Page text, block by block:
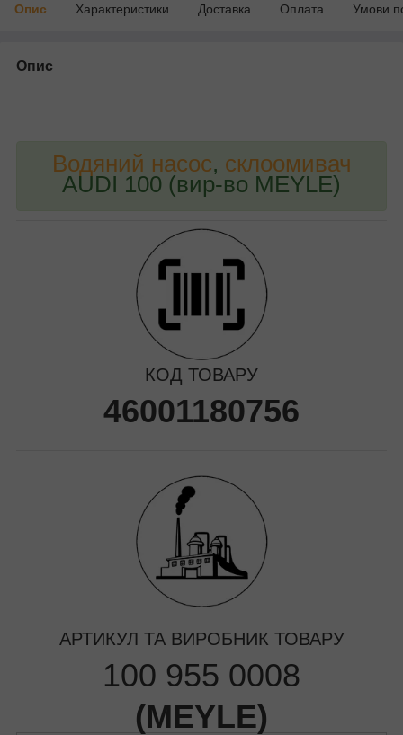
Опис Характеристики Доставка Оплата Умови
Опис
Водяний насос, склоомивач
AUDI 100 (вир-во MEYLE)
КОД ТОВАРУ
46001180756
АРТИКУЛ ТА ВИРОБНИК ТОВАРУ
100 955 0008
(MEYLE)